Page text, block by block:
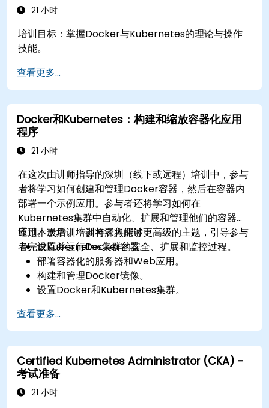
21 小时
培训目标：掌握Docker与Kubernetes的理论与操作
技能。
查看更多...
Docker和Kubernetes：构建和缩放容器化应用
程序
21 小时
在这次由讲师指导的深圳（线下或远程）培训中，参与
者将学习如何创建和管理Docker容器，然后在容器内
部署一个示例应用。参与者还将学习如何在
Kubernetes集群中自动化、扩展和管理他们的容器化
应用。最后，培训将深入探讨更高级的主题，引导参与
者完成Kubernetes集群的安全、扩展和监控过程。
通过本次培训，参与者将能够：
设置并运行Docker容器。
部署容器化的服务器和Web应用。
构建和管理Docker镜像。
设置Docker和Kubernetes集群。
对Kubernetes集群进行安全、扩展和监控。
查看更多...
Certified Kubernetes Administrator (CKA) -
考试准备
21 小时